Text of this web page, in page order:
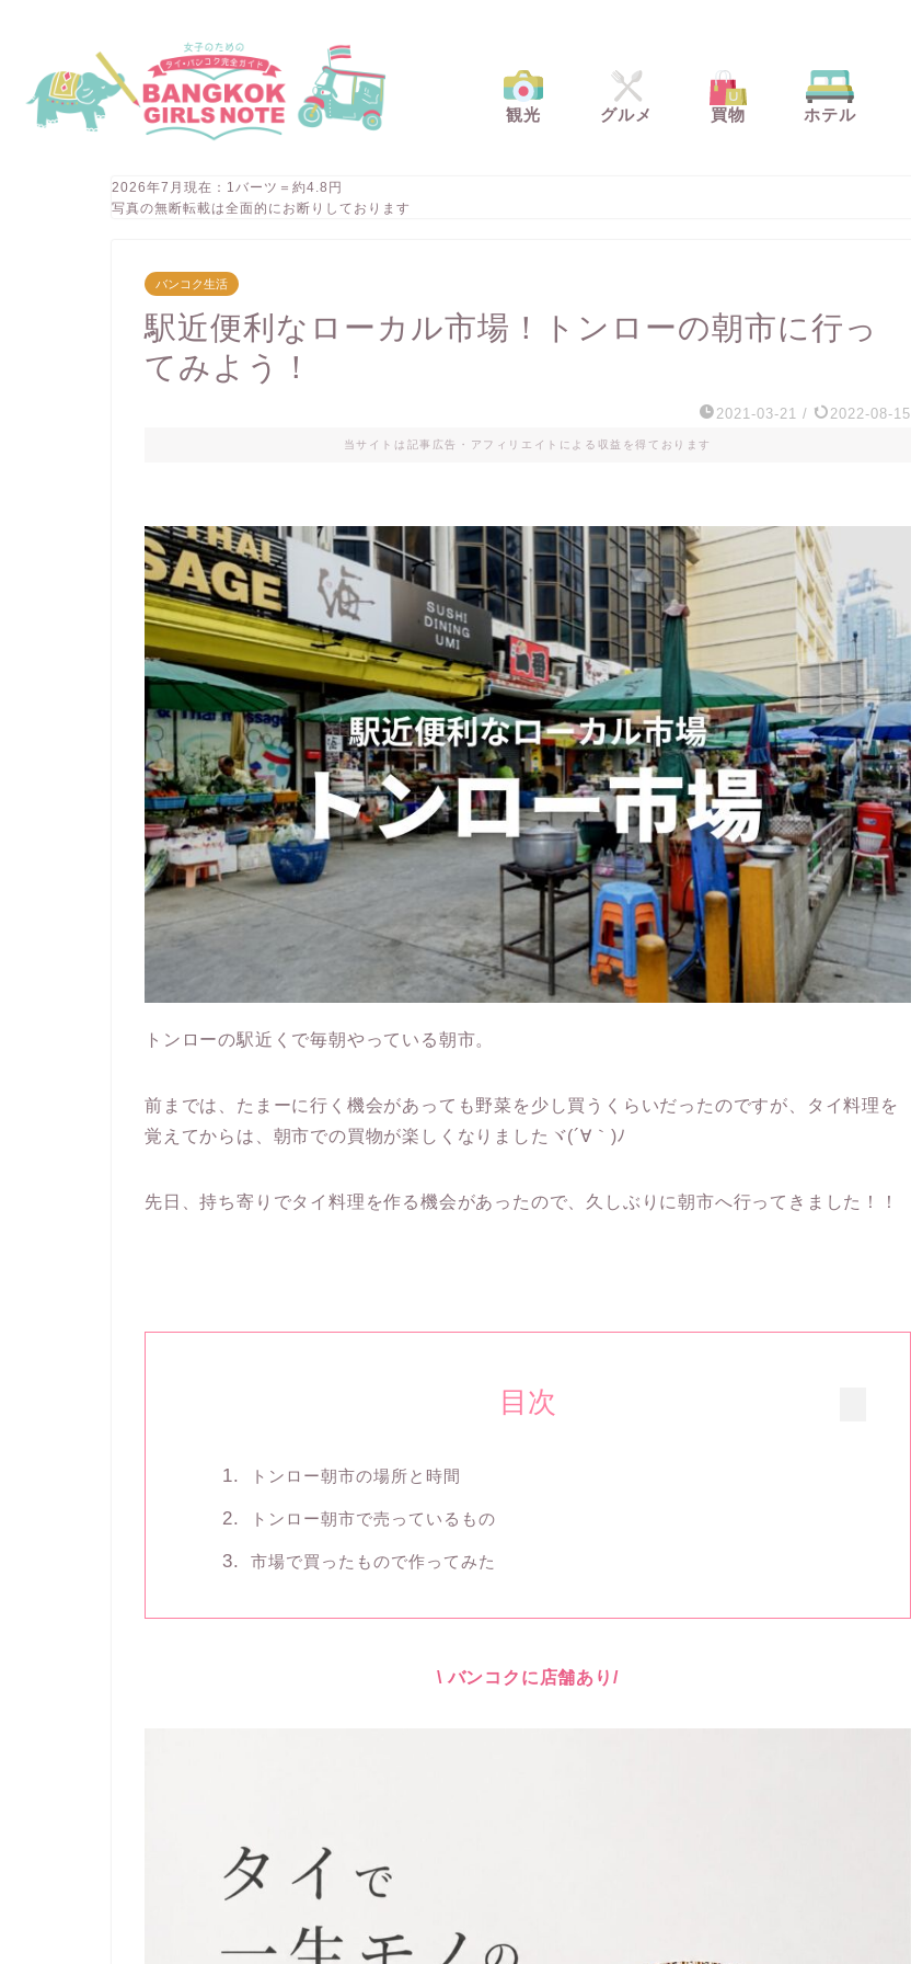
観光 グルメ 買物 ホテル
2026年7月現在：1バーツ＝約4.8円
写真の無断転載は全面的にお断りしております
バンコク生活
駅近便利なローカル市場！トンローの朝市に行っ
てみよう！
2021-03-21 / 2022-08-15
当サイトは記事広告・アフィリエイトによる収益を得ております
トンローの駅近くで毎朝やっている朝市。
前までは、たまーに行く機会があっても野菜を少し買うくらいだったのですが、タイ料理を
覚えてからは、朝市での買物が楽しくなりましたヾ(´∀｀)ﾉ
先日、持ち寄りでタイ料理を作る機会があったので、久しぶりに朝市へ行ってきました！！
目次
トンロー朝市の場所と時間
トンロー朝市で売っているもの
市場で買ったもので作ってみた
\ バンコクに店舗あり/